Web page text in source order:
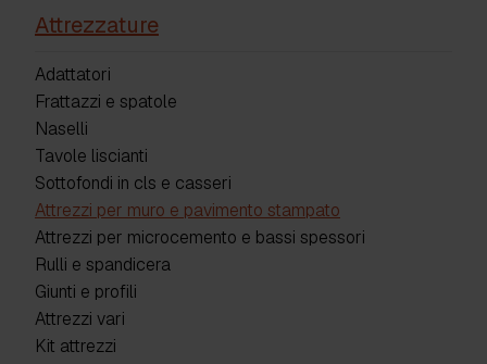
Attrezzature
Adattatori
Frattazzi e spatole
Naselli
Tavole liscianti
Sottofondi in cls e casseri
Attrezzi per muro e pavimento stampato
Attrezzi per microcemento e bassi spessori
Rulli e spandicera
Giunti e profili
Attrezzi vari
Kit attrezzi